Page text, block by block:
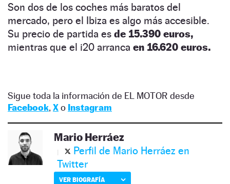
Son dos de los coches más baratos del
mercado, pero el Ibiza es algo más accesible.
Su precio de partida es de 15.390 euros,
mientras que el i20 arranca en 16.620 euros.
Sigue toda la información de EL MOTOR desde
Facebook, Xo Instagram
Mario Herráez
Perfil de Mario Herráez en
Twitter
VER BIOGRAFÍA